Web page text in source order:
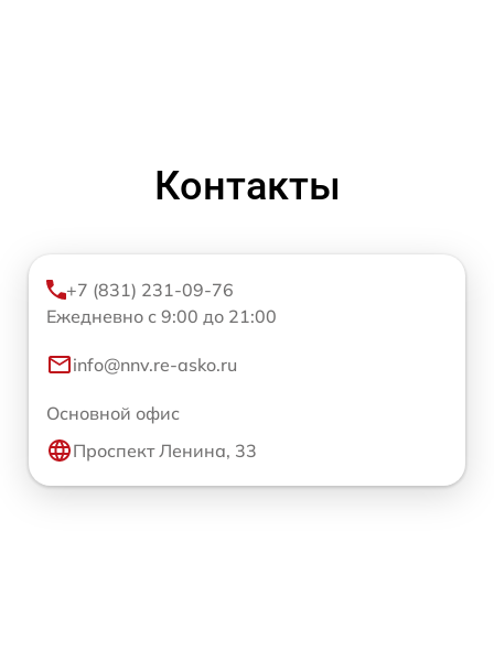
Контакты
+7 (831) 231-09-76
Ежедневно с 9:00 до 21:00
info@nnv.re-asko.ru
Основной офис
Проспект Ленина, 33